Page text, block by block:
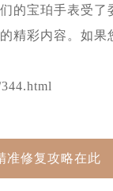
的宝珀手表受了
精彩内容。如
准修复攻略在此